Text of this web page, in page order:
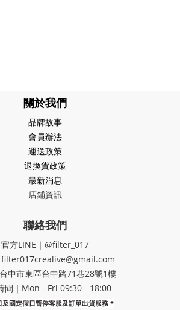
關於我們
品牌故事
會員辦法
運送政策
退換貨政策
最新消息
店鋪資訊
聯絡我們
官方LINE｜@filter_017
filter017crealive@gmail.com
中市東區台中路71巷28號1樓
間｜Mon - Fri 09:30 - 18:00
國定假日暫停客服及訂單出貨服務 *